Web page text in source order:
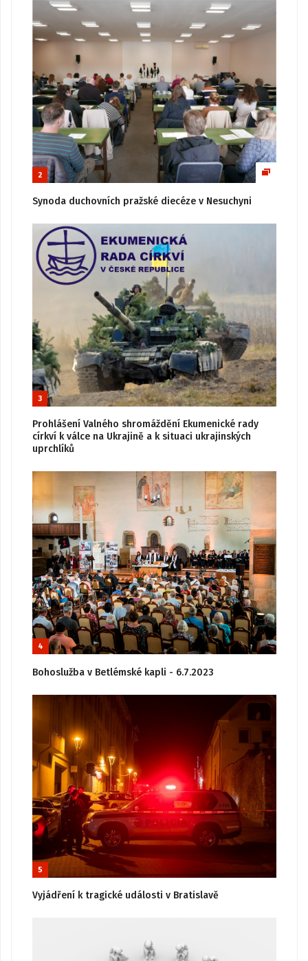
2
Synoda duchovních pražské diecéze v Nesuchyni
3
Prohlášení Valného shromáždění Ekumenické rady
církví k válce na Ukrajině a k situaci ukrajinských
uprchlíků
4
Bohoslužba v Betlémské kapli - 6.7.2023
5
Vyjádření k tragické události v Bratislavě